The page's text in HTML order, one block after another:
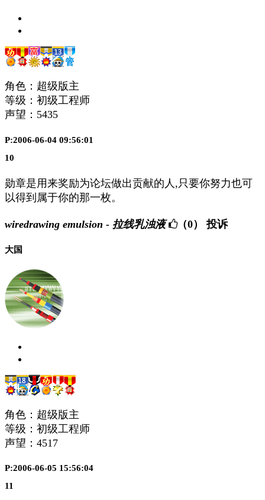
角色：超级版主
等级：初级工程师
声望： 5435
P:2006-06-04 09:56:01
10
勋章是用来奖励为论坛做出贡献的人,只要你努力也可
以得到属于你的那一枚。
wiredrawing emulsion - 拉线乳浊液 （0） 投诉
大国
角色：超级版主
等级：初级工程师
声望： 4517
P:2006-06-05 15:56:04
11